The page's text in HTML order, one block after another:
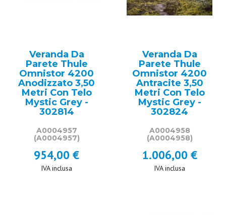
Veranda Da
Parete Thule
Omnistor 4200
Anodizzato 3,50
Metri Con Telo
Mystic Grey -
302814
A0004957
(A0004957)
954,00 €
IVA inclusa
Veranda Da
Parete Thule
Omnistor 4200
Antracite 3,50
Metri Con Telo
Mystic Grey -
302824
A0004958
(A0004958)
1.006,00 €
IVA inclusa